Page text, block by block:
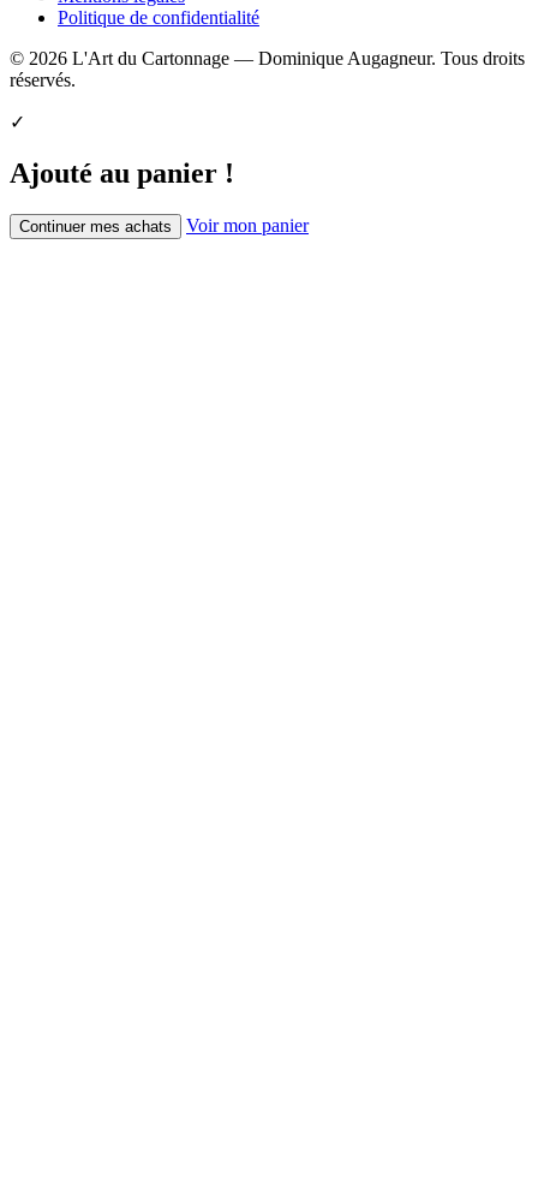
Politique de confidentialité
© 2026 L'Art du Cartonnage — Dominique Augagneur. Tous droits
réservés.
✓
Ajouté au panier !
Continuer mes achats Voir mon panier